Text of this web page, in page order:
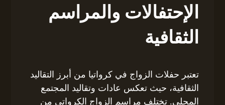
الإحتفالات والمراسم
الثقافية
تعتبر حفلات الزواج في كرواتيا من أبرز التقاليد
الثقافية، حيث تعكس عادات وتقاليد المجتمع
المحلي. تختلف مراسم الزواج الكرواتي من